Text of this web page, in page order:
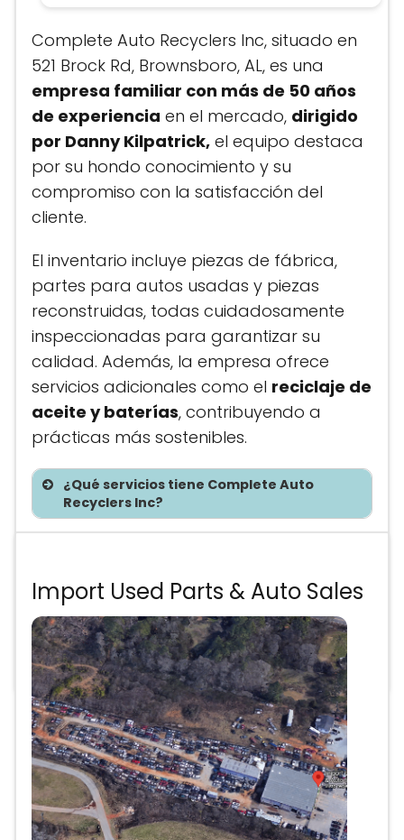
Complete Auto Recyclers Inc, situado en
521 Brock Rd, Brownsboro, AL, es una
empresa familiar con más de 50 años
de experiencia en el mercado, dirigido
por Danny Kilpatrick, el equipo destaca
por su hondo conocimiento y su
compromiso con la satisfacción del
cliente.
El inventario incluye piezas de fábrica,
partes para autos usadas y piezas
reconstruidas, todas cuidadosamente
inspeccionadas para garantizar su
calidad. Además, la empresa ofrece
servicios adicionales como el reciclaje de
aceite y baterías, contribuyendo a
prácticas más sostenibles.
¿Qué servicios tiene Complete Auto
Recyclers Inc?
Precios de partes
Import Used Parts & Auto Sales